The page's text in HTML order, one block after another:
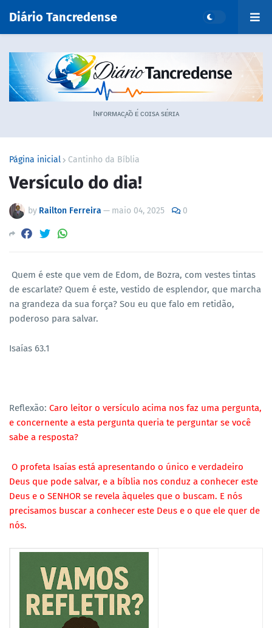
Diário Tancredense
Iɴғᴏʀᴍᴀᴄ̧ᴀ̃ᴏ ᴇ́ ᴄᴏɪsᴀ sᴇ́ʀɪᴀ
Página inicial Cantinho da Bíblia
Versículo do dia!
by Railton Ferreira — maio 04, 2025 0
Quem é este que vem de Edom, de Bozra, com vestes tintas
de escarlate? Quem é este, vestido de esplendor, que marcha
na grandeza da sua força? Sou eu que falo em retidão,
poderoso para salvar.
Isaías 63.1
Reflexão: Caro leitor o versículo acima nos faz uma pergunta,
e concernente a esta pergunta queria te perguntar se você
sabe a resposta?
O profeta Isaías está apresentando o único e verdadeiro
Deus que pode salvar, e a bíblia nos conduz a conhecer este
Deus e o SENHOR se revela àqueles que o buscam. E nós
precisamos buscar a conhecer este Deus e o que ele quer de
nós.